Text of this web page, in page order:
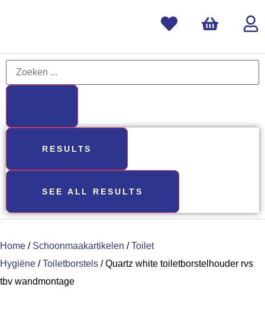
RESULTS
SEE ALL RESULTS
Home / Schoonmaakartikelen /Toilet
Hygiëne /Toiletborstels / Quartz white toiletborstelhouder rvs
tbv wandmontage